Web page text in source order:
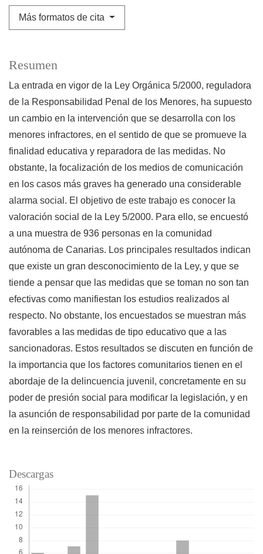
Más formatos de cita
Resumen
La entrada en vigor de la Ley Orgánica 5/2000, reguladora
de la Responsabilidad Penal de los Menores, ha supuesto
un cambio en la intervención que se desarrolla con los
menores infractores, en el sentido de que se promueve la
finalidad educativa y reparadora de las medidas. No
obstante, la focalización de los medios de comunicación
en los casos más graves ha generado una considerable
alarma social. El objetivo de este trabajo es conocer la
valoración social de la Ley 5/2000. Para ello, se encuestó
a una muestra de 936 personas en la comunidad
autónoma de Canarias. Los principales resultados indican
que existe un gran desconocimiento de la Ley, y que se
tiende a pensar que las medidas que se toman no son tan
efectivas como manifiestan los estudios realizados al
respecto. No obstante, los encuestados se muestran más
favorables a las medidas de tipo educativo que a las
sancionadoras. Estos resultados se discuten en función de
la importancia que los factores comunitarios tienen en el
abordaje de la delincuencia juvenil, concretamente en su
poder de presión social para modificar la legislación, y en
la asunción de responsabilidad por parte de la comunidad
en la reinserción de los menores infractores.
Descargas